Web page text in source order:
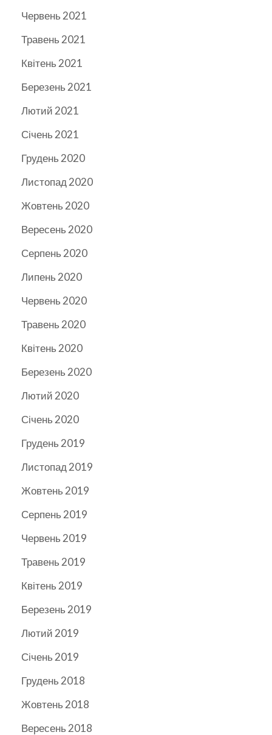
Червень 2021
Травень 2021
Квітень 2021
Березень 2021
Лютий 2021
Січень 2021
Грудень 2020
Листопад 2020
Жовтень 2020
Вересень 2020
Серпень 2020
Липень 2020
Червень 2020
Травень 2020
Квітень 2020
Березень 2020
Лютий 2020
Січень 2020
Грудень 2019
Листопад 2019
Жовтень 2019
Серпень 2019
Червень 2019
Травень 2019
Квітень 2019
Березень 2019
Лютий 2019
Січень 2019
Грудень 2018
Жовтень 2018
Вересень 2018